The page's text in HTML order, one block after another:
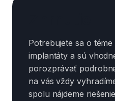
Potrebujete sa o
implantáty a sú
porozprávať
na vás vždy
spolu nájdeme